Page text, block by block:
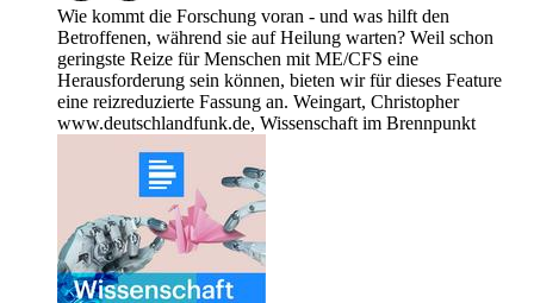
Wie kommt die Forschung voran - und was hilft den
Betroffenen, während sie auf Heilung warten? Weil schon
geringste Reize für Menschen mit ME/CFS eine
Herausforderung sein können, bieten wir für dieses Feature
eine reizreduzierte Fassung an. Weingart, Christopher
www.deutschlandfunk.de, Wissenschaft im Brennpunkt